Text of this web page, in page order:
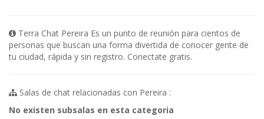
Terra Chat Pereira Es un punto de reunión para cientos de
personas que buscan una forma divertida de conocer gente de
tu ciudad, rápida y sin registro. Conectate gratis.
Salas de chat relacionadas con Pereira :
No existen subsalas en esta categoria